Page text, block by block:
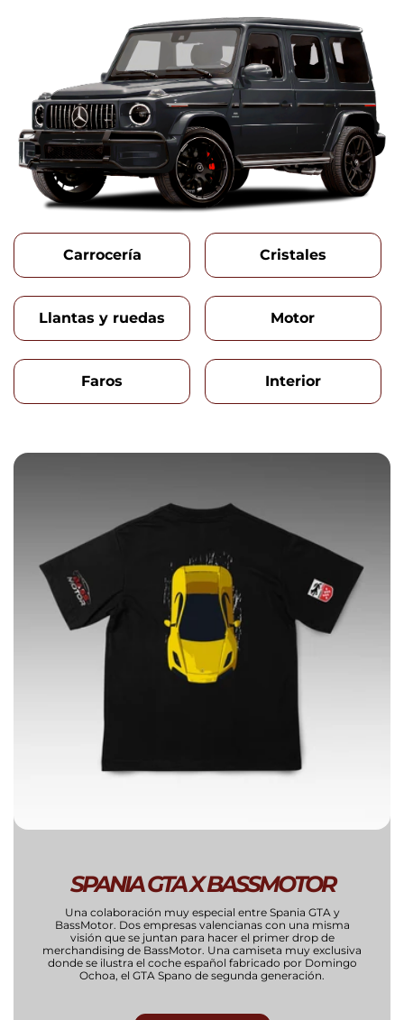
Carrocería Cristales
Llantas y ruedas Motor
Faros Interior
SPANIA GTA X BASSMOTOR
Una colaboración muy especial entre Spania GTA y
BassMotor. Dos empresas valencianas con una misma
visión que se juntan para hacer el primer drop de
merchandising de BassMotor. Una camiseta muy exclusiva
donde se ilustra el coche español fabricado por Domingo
Ochoa, el GTA Spano de segunda generación.